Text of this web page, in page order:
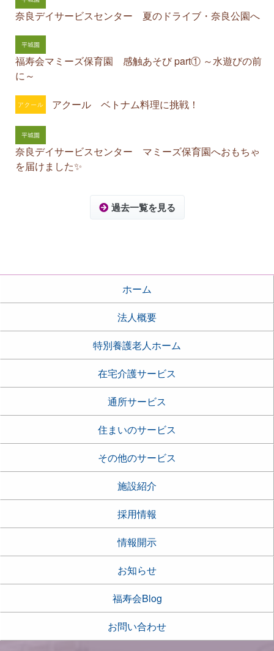
奈良デイサービスセンター 夏のドライブ・奈良公園へ
福寿会マミーズ保育園 感触あそび part① ～水遊びの前
に～
アクール ベトナム料理に挑戦！
奈良デイサービスセンター マミーズ保育園へおもちゃ
を届けました✨
過去一覧を見る
ホーム
法人概要
特別養護老人ホーム
在宅介護サービス
通所サービス
住まいのサービス
その他のサービス
施設紹介
採用情報
情報開示
お知らせ
福寿会Blog
お問い合わせ